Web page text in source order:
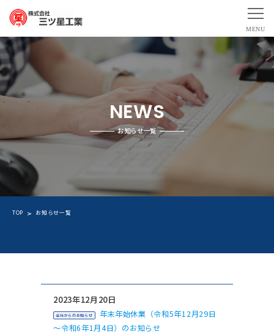
NEWS
お知らせ一覧
TOP お知らせ一覧
2023年12月20日
会社からのお知らせ
年末年始休業（令和5年12月29日
～令和6年1月4日）のお知らせ